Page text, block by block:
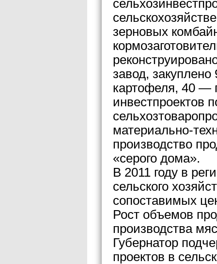
зерновых
завод, закуплено
картофеля, 40 —
инвестпроектов
материально-
производство
«серого дома».
В 2011 году в
сельского
сопоставимых
Рост объемов
производства
Губернатор
проектов в